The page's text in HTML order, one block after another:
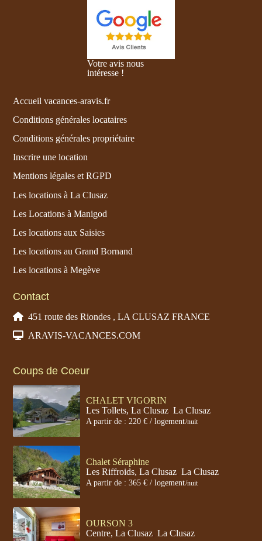
Votre avis nous
intéresse !
Accueil vacances-aravis.fr
Conditions générales locataires
Conditions générales propriétaire
Inscrire une location
Mentions légales et RGPD
Les locations à La Clusaz
Les Locations à Manigod
Les locations aux Saisies
Les locations au Grand Bornand
Les locations à Megève
Contact
451 route des Riondes , LA CLUSAZ FRANCE
ARAVIS-VACANCES.COM
Coups de Coeur
CHALET VIGORIN
Les Tollets, La Clusaz, La Clusaz
A partir de : 220 € / logement/nuit
Chalet Séraphine
Les Riffroids, La Clusaz, La Clusaz
A partir de : 365 € / logement/nuit
OURSON 3
Centre, La Clusaz, La Clusaz